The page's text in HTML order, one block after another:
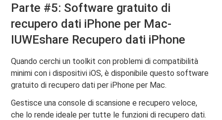
Parte #5: Software gratuito di
recupero dati iPhone per Mac-
IUWEshare Recupero dati iPhone
Quando cerchi un toolkit con problemi di compatibilità
minimi con i dispositivi iOS, è disponibile questo software
gratuito di recupero dati per iPhone per Mac.
Gestisce una console di scansione e recupero veloce,
che lo rende ideale per tutte le funzioni di recupero dati.